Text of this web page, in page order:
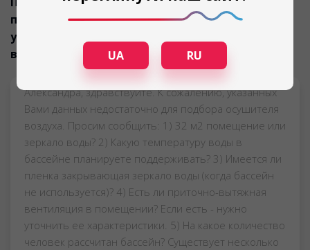
пожалуйста, какое оборудование лучше
установить, чтобы не возникала плесень и
воздух был не такой влажный?
Александра, здравствуйте. К сожалению, указанных
Вами данных недостаточно для подбора осушителя
воздуха. Просим сообщить: 1) 32 м2 помещение или
зеркало воды? 2) Какую температуру воды в
бассейне планируете поддерживать? 3) Имеется ли
пленка закрывающая зеркало воды (когда бассейн
не используется)? 4) Есть ли приточно-вытяжная
вентиляция в помещении? Если есть - нужно
уточнить ее характеристики. 5) На какое количество
человек рассчитан бассейн? Существует несколько
UA RU